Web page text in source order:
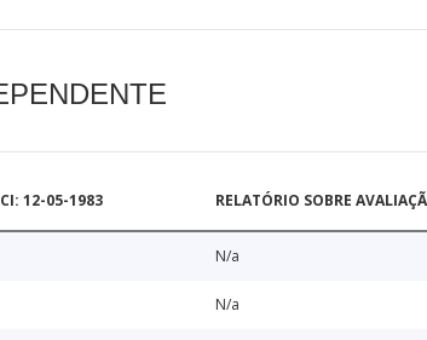
12-05-1983 RELATÓRIO SOBRE
N/a
N/a